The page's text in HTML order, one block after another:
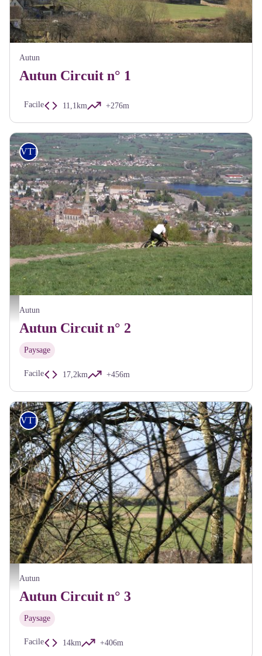
Autun
Autun Circuit n° 1
Facile 11,1km +276m
Paysage Autun - A Millot Pnr Morvan
VTT
Autun
Autun Circuit n° 2
Paysage
Facile 17,2km +456m
Pierre de Couhard - A Millot Pnr Morvan
VTT
Autun
Autun Circuit n° 3
Paysage
Facile 14km +406m